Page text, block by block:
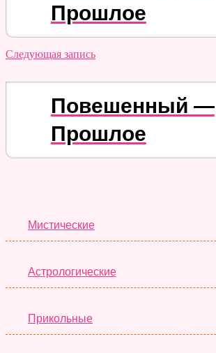
Прошлое
Следующая запись
Повешенный —
Прошлое
Мистические
Астрологические
Прикольные